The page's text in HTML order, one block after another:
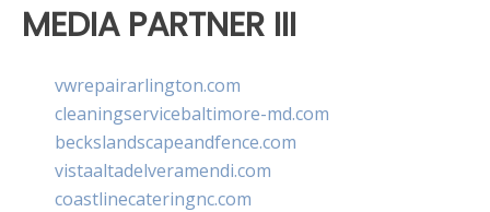
MEDIA PARTNER III
vwrepairarlington.com
cleaningservicebaltimore-md.com
beckslandscapeandfence.com
vistaaltadelveramendi.com
coastlinecateringnc.com